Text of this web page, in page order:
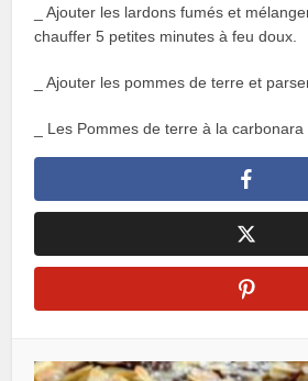
_ Ajouter les lardons fumés et
chauffer 5 petites minutes à feu doux.
_ Ajouter les pommes de terre et
_ Les Pommes de terre à la carbonara